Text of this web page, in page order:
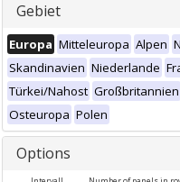
Gebiet
Europa Mitteleuropa Alpen
Skandinavien Niederlande
Türkei/Nahost Großbritannien
Osteuropa Polen
Options